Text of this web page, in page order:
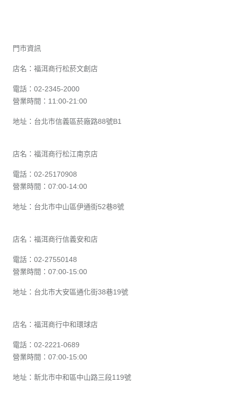
門市資訊
店名：福洱商行松菸文創店
電話：02-2345-2000
營業時間：11:00-21:00
地址：台北市信義區菸廠路88號B1
店名：福洱商行松江南京店
電話：02-25170908
營業時間：07:00-14:00
地址：台北市中山區伊通街52巷8號
店名：福洱商行信義安和店
電話：02-27550148
營業時間：07:00-15:00
地址：台北市大安區通化街38巷19號
店名：福洱商行中和環球店
電話：02-2221-0689
營業時間：07:00-15:00
地址：新北市中和區中山路三段119號